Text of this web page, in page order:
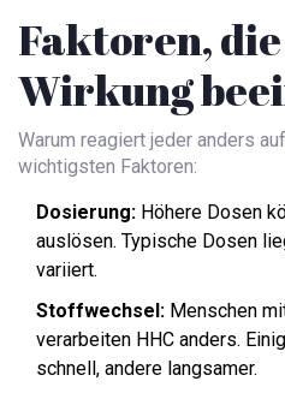
Faktoren,
Wirkung
Warum reagiert jeder anders
wichtigsten Faktoren:
Dosierung: Höhere Dosen
auslösen. Typische Dosen
variiert.
Stoffwechsel: Menschen
verarbeiten HHC anders.
schnell, andere langsamer.